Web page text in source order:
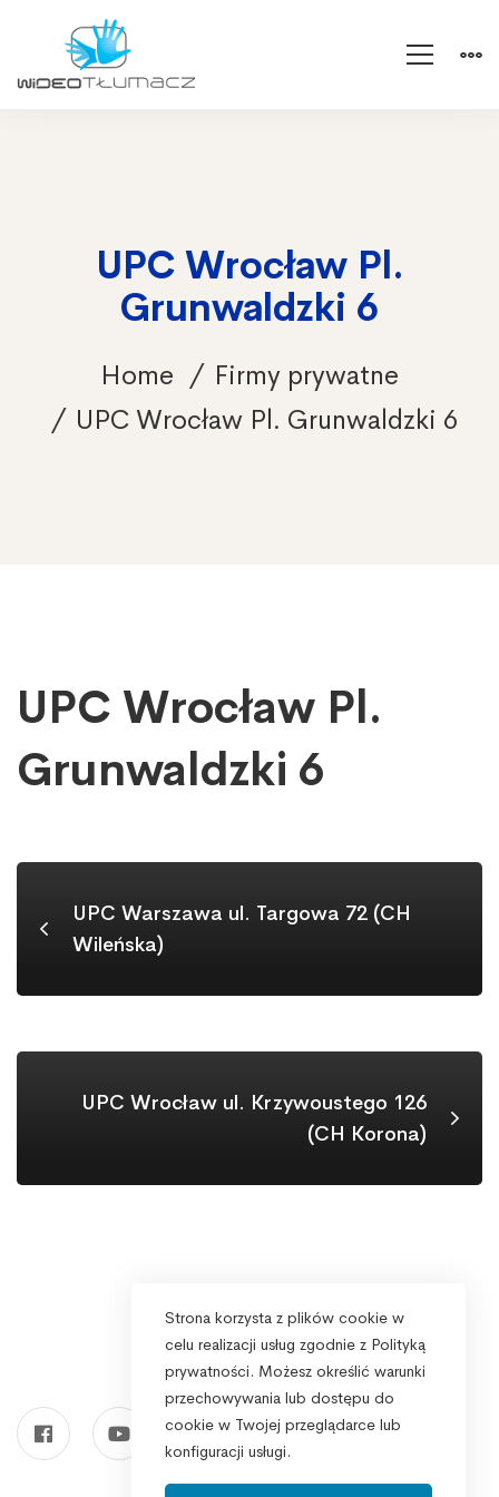
UPC Wrocław Pl.
Grunwaldzki 6
Home
Firmy prywatne
UPC Wrocław Pl. Grunwaldzki 6
UPC
Wrocław
Pl.
Grunwaldzki
UPC Wrocław Pl.
Grunwaldzki 6
UPC Warszawa ul. Targowa 72 (CH
Wileńska)
UPC Wrocław ul. Krzywoustego 126
(CH Korona)
Strona korzysta z plików cookie w
celu realizacji usług zgodnie z Polityką
prywatności. Możesz określić warunki
przechowywania lub dostępu do
cookie w Twojej przeglądarce lub
konfiguracji usługi.